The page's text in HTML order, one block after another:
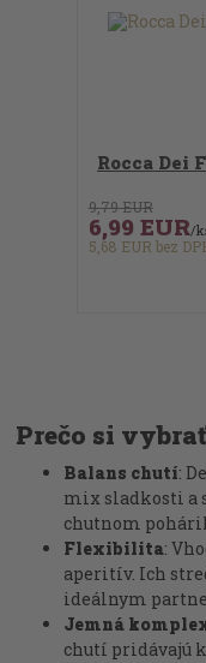
Rocca Dei
9,79 EUR
6,99 EUR/
5,68 EUR bez
Prečo si
Balans chutí:
mix sladkosti a
chutnom
Flexibilita:
aperitív. Ich
ideálnym
Jemná
chutí pridávajú